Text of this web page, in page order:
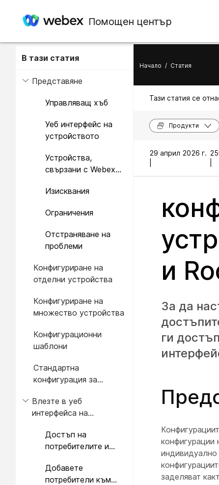
Помощен център
В тази статия
Представяне
Управляващ хъб
Уеб интерфейс на
устройството
Устройства,
свързани с Webex
Изисквания
Ограничения
Отстраняване на
проблеми
Конфигуриране на
отделни устройства
Конфигуриране на
множество устройства
Конфигурационни
шаблони
Стандартна
конфигурация за
местоположение
Влезте в уеб
интерфейса на
идентификационни
данни Webex
Достъп на
потребителите и
Добавете
потребители към
Начало / Статия
Тази статия се
Продукти
29 април 2026 г.
и
За да
ги
конфигурации
заделяват